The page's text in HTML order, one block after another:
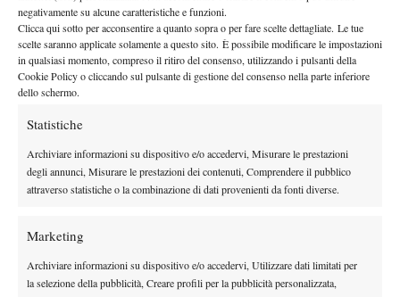
negativamente su alcune caratteristiche e funzioni.
Clicca qui sotto per acconsentire a quanto sopra o per fare scelte dettagliate. Le tue
scelte saranno applicate solamente a questo sito. È possibile modificare le impostazioni
in qualsiasi momento, compreso il ritiro del consenso, utilizzando i pulsanti della
Cookie Policy o cliccando sul pulsante di gestione del consenso nella parte inferiore
dello schermo.
Statistiche
Archiviare informazioni su dispositivo e/o accedervi, Misurare le prestazioni
degli annunci, Misurare le prestazioni dei contenuti, Comprendere il pubblico
attraverso statistiche o la combinazione di dati provenienti da fonti diverse.
Marketing
Archiviare informazioni su dispositivo e/o accedervi, Utilizzare dati limitati per
la selezione della pubblicità, Creare profili per la pubblicità personalizzata,
fatta sorprendere al terzo dalla wild card Muguruza Blanco. Stop
al terzo turno anche per Roberta Vinci, che però aveva contro
Serena Williams, mentre la Brianti non è mai stata in partita
contro la Czink. Unica consolazione, per i nostri colori, la finale
da Sara Errani e Roberta Vinci, che si sono arrese soltanto al
terzo set alle russe Kirilenko e Petrova.
Questa settimana le nostre punte di diamante non saranno in
campo ma la buona notizia arriva da Charleston, doveCamila
un match lottatissimo contro Yung-Jan Chan, risolto 6-3 al terzo.
Nel torneo su terra verde non mancheranno grossi nomi
nonostante il forfait della Radwanska: Stosur e Bartoli saranno le